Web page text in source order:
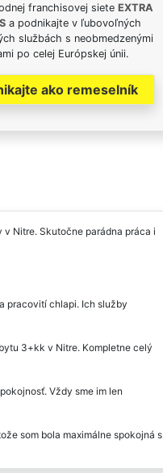
franchisovej siete EXTRA
a podnikajte v ľubovoľných
službách s neobmedzenými
po celej Európskej únii.
ako remeselník
Nitre. Skutočne parádna práca i
pracovití chlapi. Ich služby
3+kk v Nitre. Kompletne celý
Vždy sme im len
som bola maximálne spokojná s